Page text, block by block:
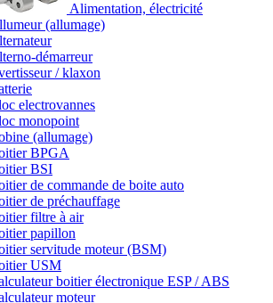
Alimentation, électricité
(allumage)
démarreur
/ klaxon
electrovannes
monopoint
(allumage)
BPGA
BSI
de commande de boite auto
de préchauffage
filtre à air
papillon
servitude moteur (BSM)
USM
boitier électronique ESP / ABS
moteur